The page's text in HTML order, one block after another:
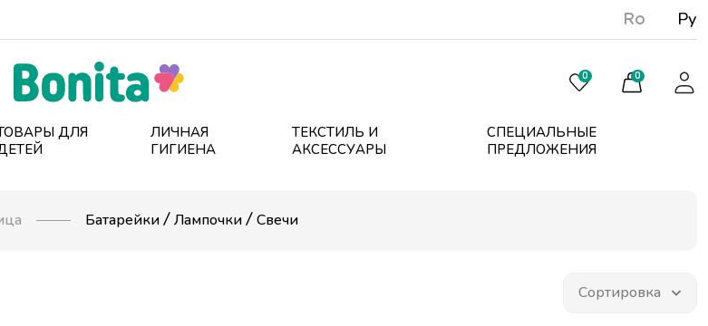
Ro Ру
0 0
ДЛЯ
ЛИЧНАЯ
ГИГИЕНА
ТЕКСТИЛЬ И
АКСЕССУАРЫ
СПЕЦИАЛЬНЫЕ
ПРЕДЛОЖЕНИЯ
Батарейки / Лампочки / Свечи